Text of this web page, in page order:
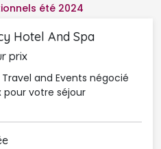
été 2024
Hotel And Spa
prix
and Events négocié
pour votre séjour